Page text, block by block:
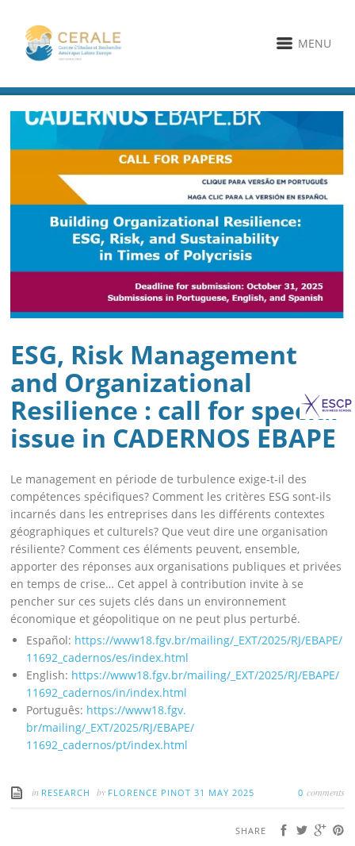
MENU
ESG, Risk Management
and Organizational
Resilience : call for special
issue in CADERNOS EBAPE
Le management en période de turbulence exige-t-il des
compétences spécifiques? Comment les critères ESG sont-ils
incarnés dans les entreprises dans les différents contextes
géographiques et culturels? Que veut dire une organisation
résiliente? Comment ces éléments peuvent, ensemble,
apporter des réponses aux organisations publiques et privées
en temps de crise… Cet appel à contribution invite à se
pencher sur ces sujets clés dans un environnement
économique et géopolitique on ne peut plus perturbé.
Español: https://www18.fgv.br/mailing/_EXT/2025/RJ/EBAPE/
11692_cadernos/es/index.html
English: https://www18.fgv.br/mailing/_EXT/2025/RJ/EBAPE/
11692_cadernos/in/index.html
Português: https://www18.fgv.
br/mailing/_EXT/2025/RJ/EBAPE/
11692_cadernos/pt/index.html
in RESEARCH by FLORENCE PINOT31 MAY 2025 0 comments
SHARE